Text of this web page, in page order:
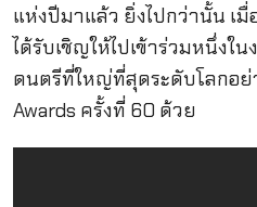
แห่งปีมาแล้ว ยิ่งไปกว่านั้น เมื่
ได้รับเชิญให้ไปเข้าร่วมหนึ่งใ
ดนตรีที่ใหญ่ที่สุดระดับโลกอย่
Awards ครั้งที่ 60 ด้วย